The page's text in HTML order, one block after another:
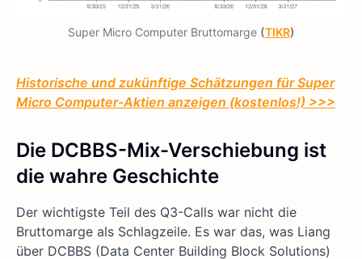
Super Micro Computer Bruttomarge (TIKR)
Historische und zukünftige Schätzungen für Super
Micro Computer-Aktien anzeigen (kostenlos!) >>>
Die DCBBS-Mix-Verschiebung ist
die wahre Geschichte
Der wichtigste Teil des Q3-Calls war nicht die
Bruttomarge als Schlagzeile. Es war das, was Liang
über DCBBS (Data Center Building Block Solutions)